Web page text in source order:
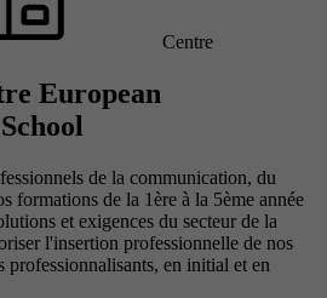
Centre
European
de la communication, du
formations de la 1ère à la 5ème année
et exigences du secteur de la
l'insertion professionnelle de nos
professionnalisants, en initial et en